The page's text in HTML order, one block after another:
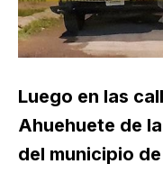
Luego en las
Ahuehuete de
del municipio